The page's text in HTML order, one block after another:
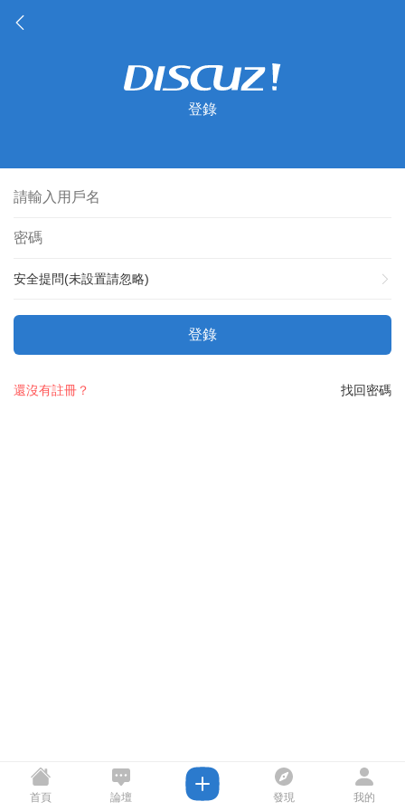
登錄
安全提問(未設置請忽略)
登錄
找回密碼
還沒有註冊？
首頁 論壇 發現 我的